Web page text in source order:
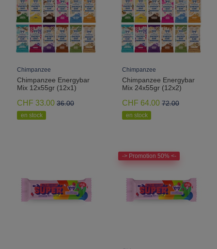
Chimpanzee
Chimpanzee Energybar
Mix 12x55gr (12x1)
CHF 33.00 36.00
en stock
Chimpanzee
Chimpanzee Energybar
Mix 24x55gr (12x2)
CHF 64.00 72.00
en stock
-> Promotion 50% <-